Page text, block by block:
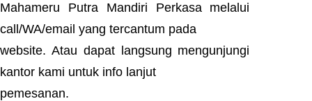
Mahameru Putra Mandiri Perkasa melalui
call/WA/email yang tercantum pada
website. Atau dapat langsung mengunjungi
kantor kami untuk info lanjut
pemesanan.